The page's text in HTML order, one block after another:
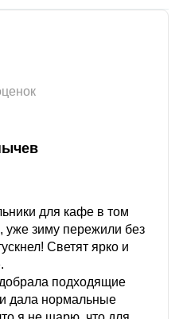
для кафе в том
уже зиму пережили без
Светят ярко и
подходящие
дала нормальные